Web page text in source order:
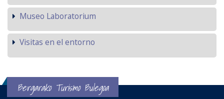
Museo Laboratorium
Visitas en el entorno
Bergarako Turismo Bulegoa